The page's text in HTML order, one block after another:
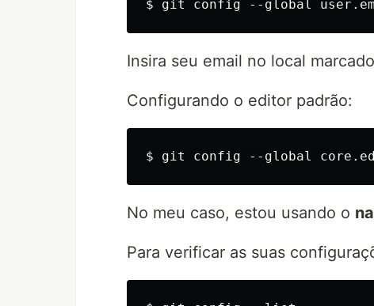
Insira seu email no local
Configurando o editor padrão:
No meu caso, estou usando o
Para verificar as suas